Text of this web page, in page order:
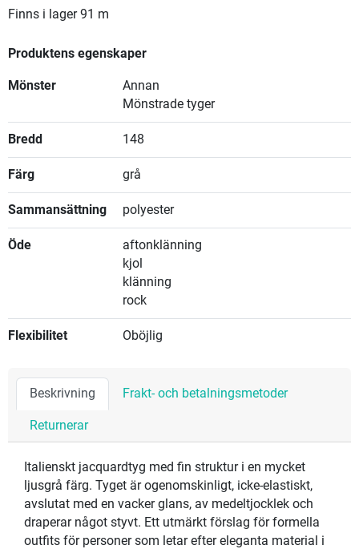
Finns i lager 91 m
Produktens egenskaper
Mönster
Annan
Mönstrade tyger
Bredd 148
Färg grå
Sammansättning polyester
Öde
aftonklänning
kjol
klänning
rock
Flexibilitet Oböjlig
Beskrivning Frakt- och betalningsmetoder
Returnerar
Italienskt jacquardtyg med fin struktur i en mycket
ljusgrå färg. Tyget är ogenomskinligt, icke-elastiskt,
avslutat med en vacker glans, av medeltjocklek och
draperar något styvt. Ett utmärkt förslag för formella
outfits för personer som letar efter eleganta material i